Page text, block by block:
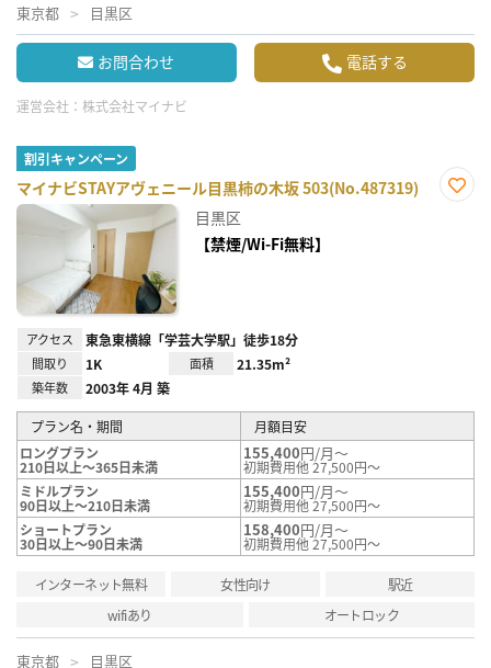
東京都 目黒区
お問合わせ 電話する
運営会社： 株式会社マイナビ
割引キャンペーン
マイナビSTAYアヴェニール目黒柿の木坂 503(No.487319)
目黒区
【禁煙/Wi-Fi無料】
アクセス 東急東横線「学芸大学駅」徒歩18分
間取り 1K 面積 21.35m²
築年数 2003年 4月 築
プラン名・期間
月額目安
ロングプラン
210日以上～365日未満
155,400円/月～
初期費用他 27,500円～
ミドルプラン
90日以上～210日未満
155,400円/月～
初期費用他 27,500円～
ショートプラン
30日以上～90日未満
158,400円/月～
初期費用他 27,500円～
インターネット無料 女性向け
駅近
wifiあり
オートロック
東京都 目黒区